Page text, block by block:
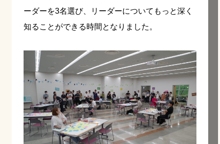
ーダーを3名選び、リーダーについてもっと深く
知ることができる時間となりました。